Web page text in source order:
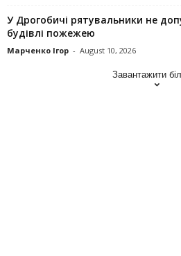
У Дрогобичі рятувальники не
будівлі пожежею
Марченко Ігор - August 10, 2026
Завантажити